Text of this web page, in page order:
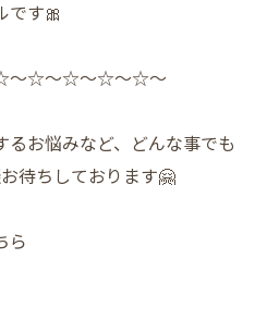
です🎀
☆〜☆〜☆〜☆〜
るお悩みなど、どんな事でも
待ちしております🤗
ら